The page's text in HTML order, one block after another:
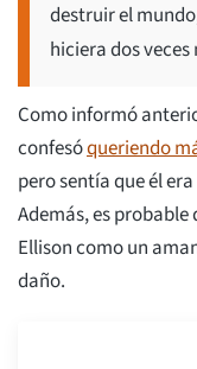
destruir el
hiciera dos veces
Como informó
confesóqueriendo
pero sentía que él
Además, es probable
Ellison como un
daño.